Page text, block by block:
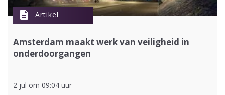
description Artikel
Amsterdam maakt werk van veiligheid in
onderdoorgangen
2 jul om 09:04 uur